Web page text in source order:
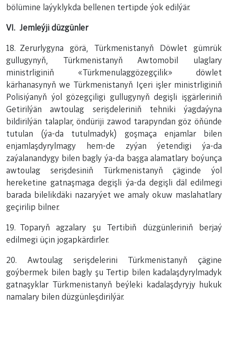
bölümine laýyklykda bellenen tertipde ýok edilýär.
VI. Jemleýji düzgünler
18. Zerurlygyna görä, Türkmenistanyň Döwlet gümrük
gullugynyň, Türkmenistanyň Awtomobil ulaglary
ministrliginiň «Türkmenulaggözegçilik» döwlet
kärhanasynyň we Türkmenistanyň Içeri işler ministrliginiň
Polisiýanyň ýol gözegçiligi gullugynyň degişli işgärleriniň
Getirilýän awtoulag serişdeleriniň tehniki ýagdaýyna
bildirilýän talaplar, öndüriji zawod tarapyndan göz öňünde
tutulan (ýa-da tutulmadyk) goşmaça enjamlar bilen
enjamlaşdyrylmagy hem-de zyýan ýetendigi ýa-da
zaýalanandygy bilen bagly ýa-da başga alamatlary boýunça
awtoulag serişdesiniň Türkmenistanyň çäginde ýol
hereketine gatnaşmaga degişli ýa-da degişli däl edilmegi
barada bilelikdäki nazaryýet we amaly okuw maslahatlary
geçirilip bilner.
19. Toparyň agzalary şu Tertibiň düzgünleriniň berjaý
edilmegi üçin jogapkärdirler.
20. Awtoulag serişdelerini Türkmenistanyň çägine
goýbermek bilen bagly şu Tertip bilen kadalaşdyrylmadyk
gatnaşyklar Türkmenistanyň beýleki kadalaşdyryjy hukuk
namalary bilen düzgünleşdirilýär.